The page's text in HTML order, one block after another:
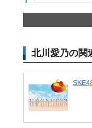
北川愛乃の関